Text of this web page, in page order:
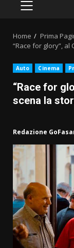
PRIMARY
Home
Prima
“Race for glory”,
Auto Cinema
“Race for
scena la
Redazione